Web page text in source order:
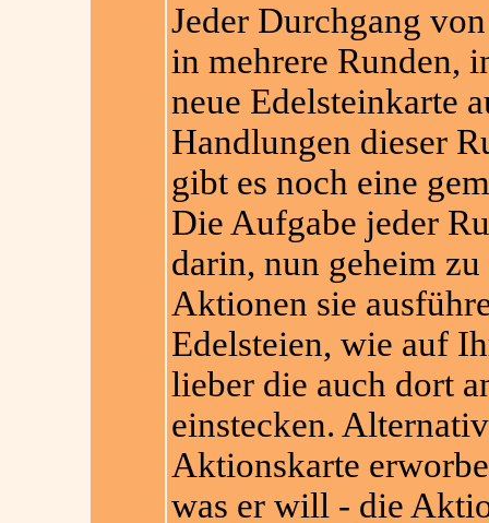
Jeder Durchgang
in mehrere Runden,
neue Edelsteinkarte
Handlungen dieser
gibt es noch eine
Die Aufgabe jeder
darin, nun geheim
Aktionen sie
Edelsteien, wie auf
lieber die auch dort
einstecken.
Aktionskarte
was er will - die